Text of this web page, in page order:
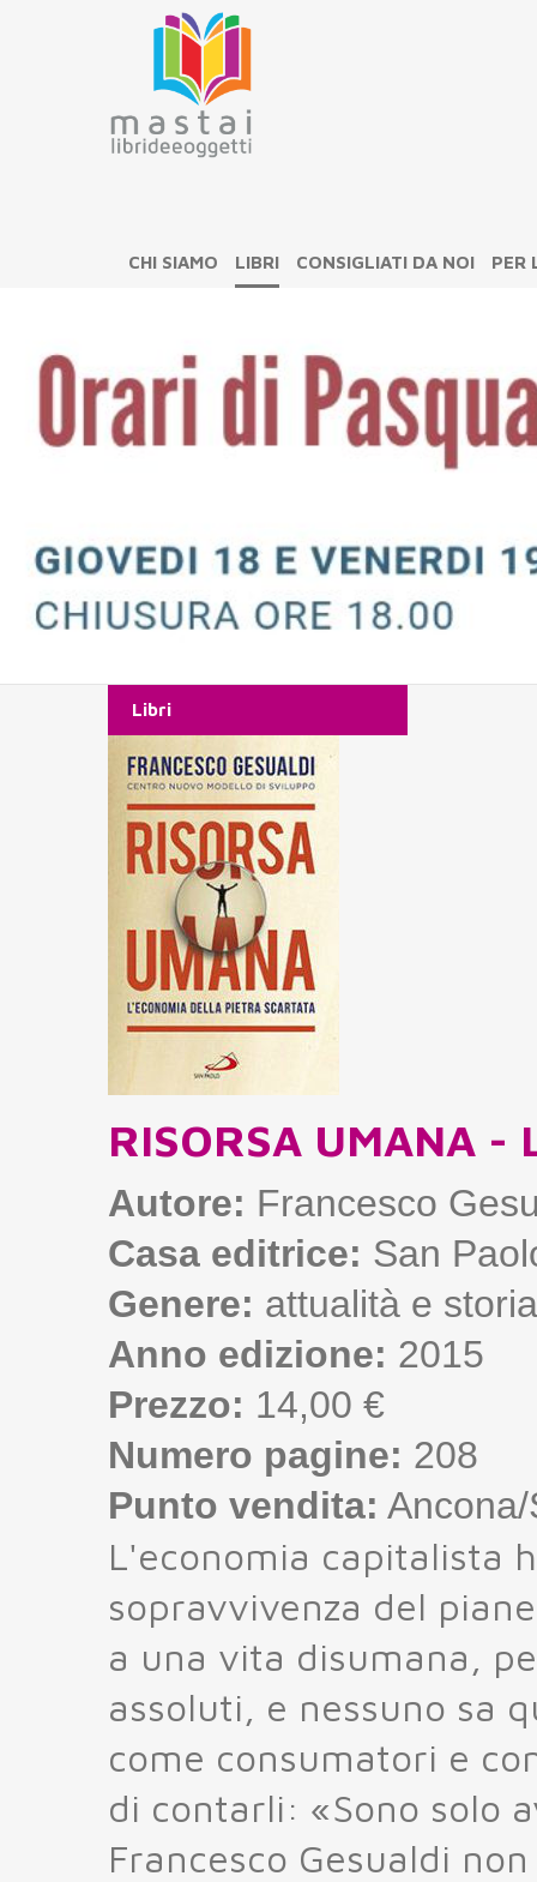
CHI SIAMO LIBRI CONSIGLIATI DA NOI PER
Libri
RISORSA UMANA
Autore: Francesco
Casa editrice: San
Genere: attualità e storia
Anno edizione: 2015
Prezzo: 14,00 €
Numero pagine: 208
Punto vendita:
L'economia capitalista
sopravvivenza del
a una vita disumana,
assoluti, e nessuno sa
come consumatori e
di contarli: «Sono solo
Francesco Gesualdi